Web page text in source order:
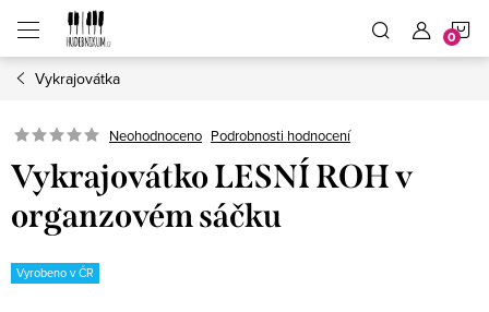
obsah
Vykrajovátka
Neohodnoceno Podrobnosti hodnocení
Vykrajovátko LESNÍ ROH v
organzovém sáčku
Vyrobeno v ČR